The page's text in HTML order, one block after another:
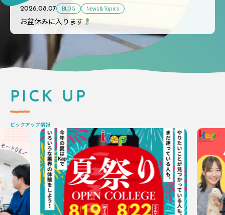
2026.08.07 BLOG News & Topics
お盆休みに入ります
PICK UP
ピックアップ情報